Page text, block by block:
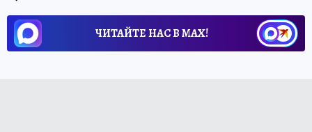
ЧИТАЙТЕ НАС В МАХ!